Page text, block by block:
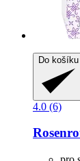
Do košíku
4.0 (6)